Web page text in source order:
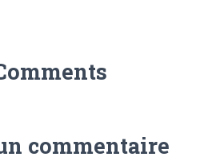
commentaire